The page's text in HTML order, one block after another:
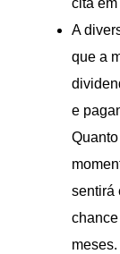
cita
A
que a
e
sentirá
meses.